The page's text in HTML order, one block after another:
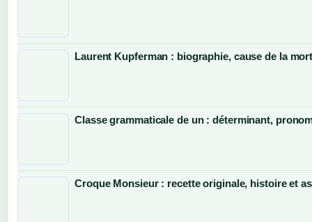
Laurent Kupferman : biographie, cause de la
Classe grammaticale de un : déterminant,
Croque Monsieur : recette originale, histoire et